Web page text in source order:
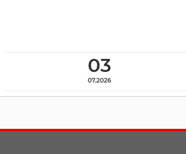
03
07.2026